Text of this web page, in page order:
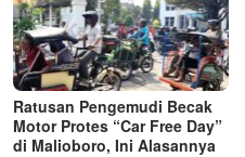
Ratusan Pengemudi Becak
Motor Protes “Car Free Day”
di Malioboro, Ini Alasannya